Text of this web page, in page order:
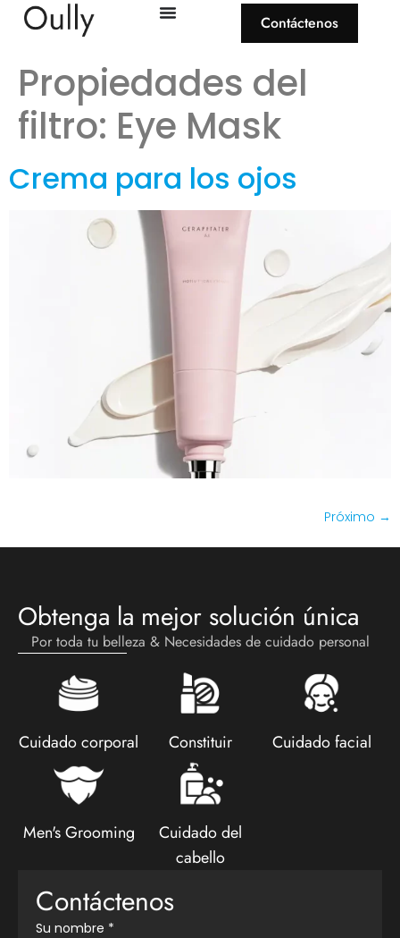
Contáctenos
Propiedades del
filtro: Eye Mask
Crema para los ojos
Próximo →
Obtenga la mejor solución única
Por toda tu belleza & Necesidades de cuidado personal
Cuidado corporal Constituir Cuidado facial
Men's Grooming
Cuidado del
cabello
Contáctenos
Su nombre *